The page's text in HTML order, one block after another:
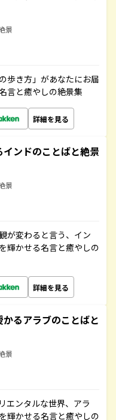
景
歩き方」があなたにお届
言と癒やしの絶景集
詳細を見る
ンドのことばと絶景
景
が変わると言う、イン
輝かせる名言と癒やしの
詳細を見る
るアラブのことばと
景
エンタルな世界、アラ
輝かせる名言と癒やしの